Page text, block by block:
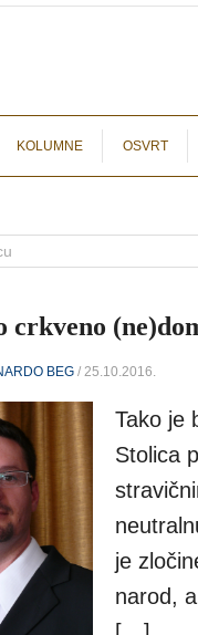
KOLUMNE OSVRT
crkveno
BEG / 25.10.2016.
Tako je
Stolica
je
narod,